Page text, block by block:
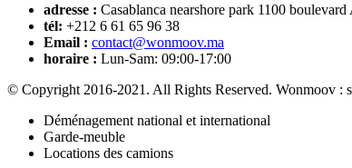
adresse : Casablanca nearshore park 1100
tél: +212 6 61 65 96 38
Email : contact@wonmoov.ma
horaire : Lun-Sam: 09:00-17:00
© Copyright 2016-2021. All Rights Reserved. Wonmoov :
Déménagement national et international
Garde-meuble
Locations des camions